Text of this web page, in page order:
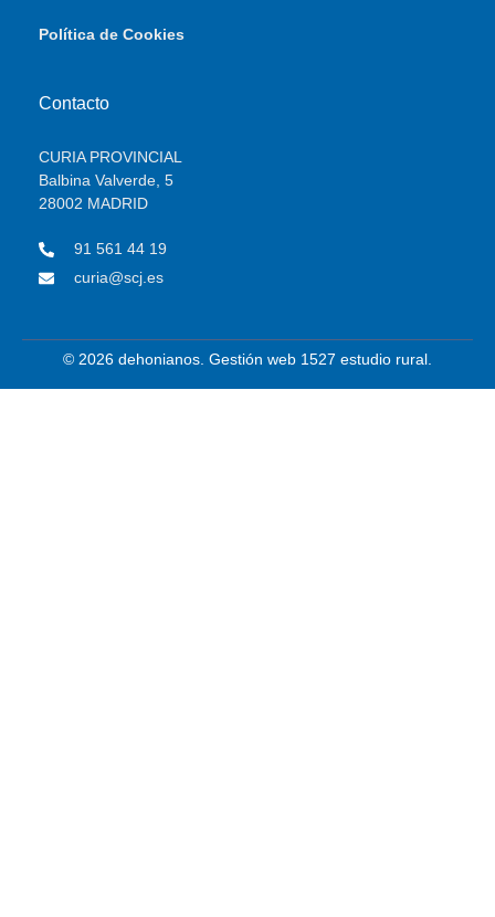
Política de Cookies
Contacto
CURIA PROVINCIAL
Balbina Valverde, 5
28002 MADRID
91 561 44 19
curia@scj.es
© 2026 dehonianos. Gestión web 1527 estudio rural.